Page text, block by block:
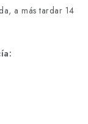
a más tardar 14